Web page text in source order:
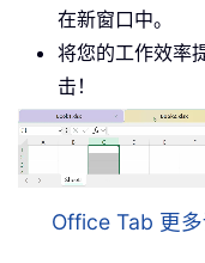
在新窗口中。
将您的工作效率
击！
Office Tab 更